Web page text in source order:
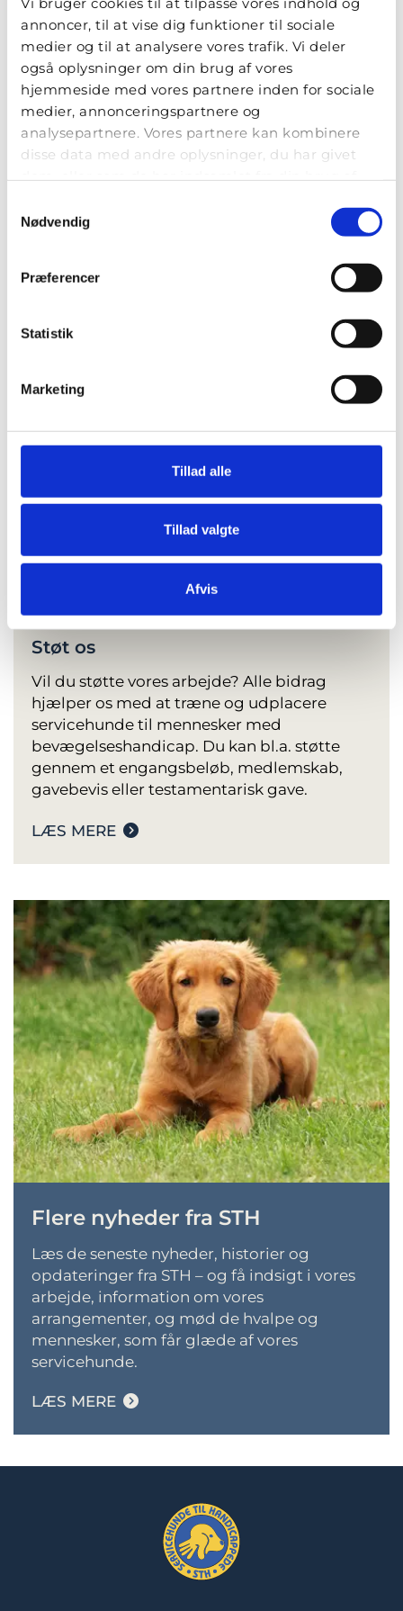
annoncer, til at vise dig funktioner til sociale
medier og til at analysere vores trafik. Vi deler
også oplysninger om din brug af vores
hjemmeside med vores partnere inden for sociale
medier, annonceringspartnere og
analysepartnere. Vores partnere kan kombinere
disse data med andre oplysninger, du har givet
Nødvendig
Præferencer
Statistik
Marketing
Tillad alle
Tillad valgte
Afvis
STH - Servicehunde til
Handicappede
mail@sth-servicehunde.dk
Støt os
Vil du støtte vores arbejde? Alle bidrag
hjælper os med at træne og udplacere
servicehunde til mennesker med
bevægelseshandicap. Du kan bl.a. støtte
gennem et engangsbeløb, medlemskab,
gavebevis eller testamentarisk gave.
LÆS MERE
Flere nyheder fra STH
L æs de seneste nyheder, historier og
opdateringer fra STH – og få indsigt i vores
arbejde, information om vores
arrangementer, og mød de hvalpe og
mennesker, som får glæde af vores
servicehunde.
LÆS MERE